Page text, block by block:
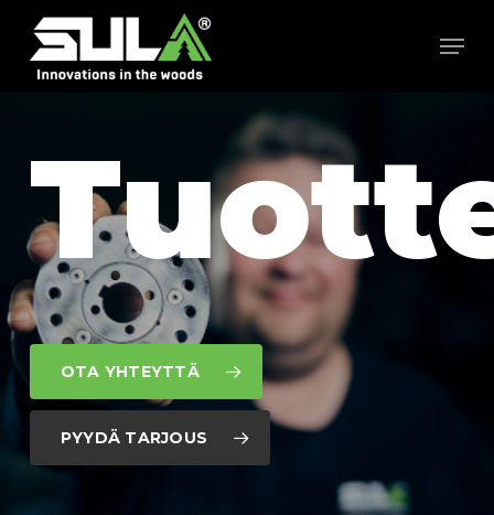
Skip
main
OTA YHTEYTTÄ
PYYDÄ TARJOUS